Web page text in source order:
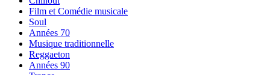
Film et Comédie musicale
Soul
Années 70
Musique traditionnelle
Reggaeton
Années 90